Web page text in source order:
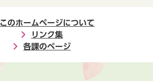
このホームページについて
リンク集
各課のページ